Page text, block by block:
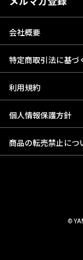
会社概要
特定商取引法に基づ
利用規約
個人情報保護方針
商品の転売禁止につ
©